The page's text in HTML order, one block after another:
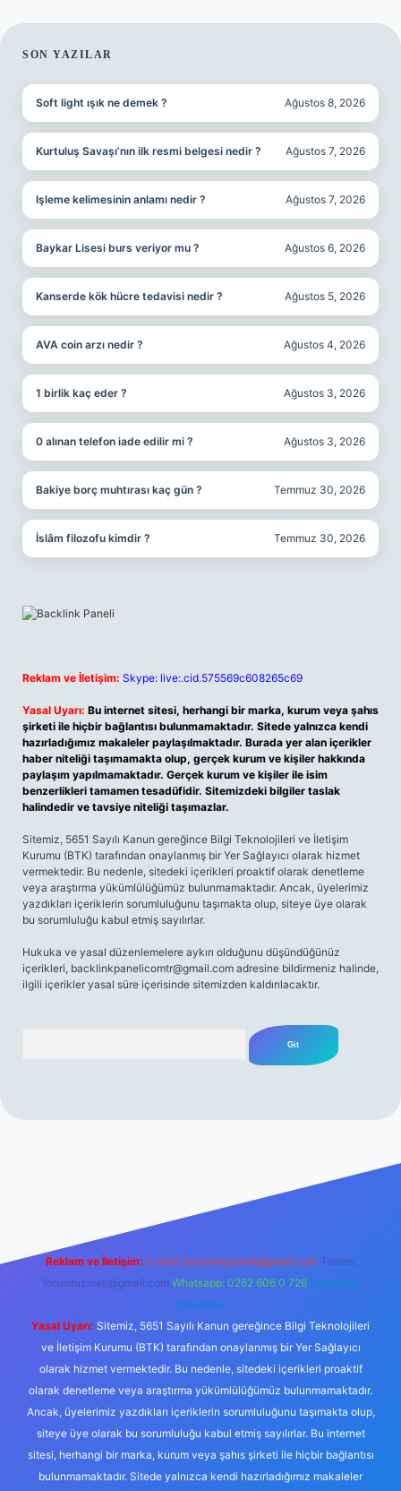
SIDEBAR
SON YAZILAR
Soft light ışık ne demek ? Ağustos 8, 2026
Kurtuluş Savaşı’nın ilk resmi belgesi nedir ? Ağustos 7, 2026
Işleme kelimesinin anlamı nedir ? Ağustos 7, 2026
Baykar Lisesi burs veriyor mu ? Ağustos 6, 2026
Kanserde kök hücre tedavisi nedir ? Ağustos 5, 2026
AVA coin arzı nedir ? Ağustos 4, 2026
1 birlik kaç eder ? Ağustos 3, 2026
0 alınan telefon iade edilir mi ? Ağustos 3, 2026
Bakiye borç muhtırası kaç gün ? Temmuz 30, 2026
İslâm filozofu kimdir ? Temmuz 30, 2026
Reklam ve İletişim: Skype: live:.cid.575569c608265c69
Yasal Uyarı: Bu internet sitesi, herhangi bir marka, kurum veya şahıs
şirketi ile hiçbir bağlantısı bulunmamaktadır. Sitede yalnızca kendi
hazırladığımız makaleler paylaşılmaktadır. Burada yer alan içerikler
haber niteliği taşımamakta olup, gerçek kurum ve kişiler hakkında
paylaşım yapılmamaktadır. Gerçek kurum ve kişiler ile isim
benzerlikleri tamamen tesadüfidir. Sitemizdeki bilgiler taslak
halindedir ve tavsiye niteliği taşımazlar.
Sitemiz, 5651 Sayılı Kanun gereğince Bilgi Teknolojileri ve İletişim
Kurumu (BTK) tarafından onaylanmış bir Yer Sağlayıcı olarak hizmet
vermektedir. Bu nedenle, sitedeki içerikleri proaktif olarak denetleme
veya araştırma yükümlülüğümüz bulunmamaktadır. Ancak, üyelerimiz
yazdıkları içeriklerin sorumluluğunu taşımakta olup, siteye üye olarak
bu sorumluluğu kabul etmiş sayılırlar.
Hukuka ve yasal düzenlemelere aykırı olduğunu düşündüğünüz
içerikleri, backlinkpanelicomtr@gmail.com adresine bildirmeniz halinde,
ilgili içerikler yasal süre içerisinde sitemizden kaldırılacaktır.
Reklam ve İletişim: E-mail: backlinkpaneli@gmail.com Teams:
forumhizmeti@gmail.com Whatsapp: 0262 606 0 726 Telegram:
@karabul
Yasal Uyarı: Sitemiz, 5651 Sayılı Kanun gereğince Bilgi Teknolojileri
ve İletişim Kurumu (BTK) tarafından onaylanmış bir Yer Sağlayıcı
olarak hizmet vermektedir. Bu nedenle, sitedeki içerikleri proaktif
olarak denetleme veya araştırma yükümlülüğümüz bulunmamaktadır.
Ancak, üyelerimiz yazdıkları içeriklerin sorumluluğunu taşımakta olup,
siteye üye olarak bu sorumluluğu kabul etmiş sayılırlar. Bu internet
sitesi, herhangi bir marka, kurum veya şahıs şirketi ile hiçbir bağlantısı
bulunmamaktadır. Sitede yalnızca kendi hazırladığımız makaleler